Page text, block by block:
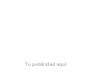
Tu publicidad aquí